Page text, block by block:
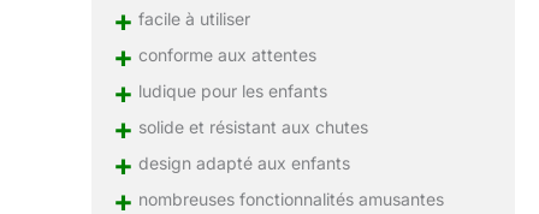
+ facile à utiliser
+ conforme aux attentes
+ ludique pour les enfants
+ solide et résistant aux chutes
+ design adapté aux enfants
+ nombreuses fonctionnalités amusantes